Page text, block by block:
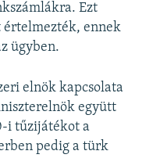
Ezt
értelmezték, ennek
ügyben.
elnök kapcsolata
együtt
i tűzijátékot a
pedig a türk